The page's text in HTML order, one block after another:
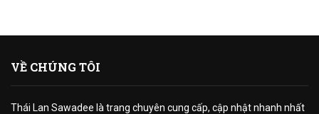
VỀ CHÚNG TÔI
Thái Lan Sawadee là trang chuyên cung cấp, cập nhật nhanh nhất